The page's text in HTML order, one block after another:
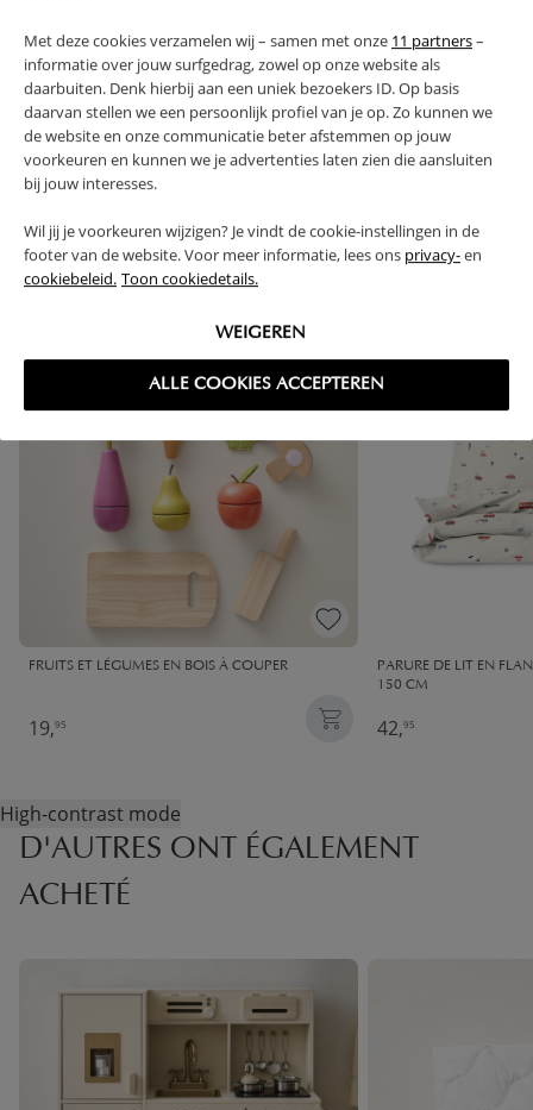
Met deze cookies verzamelen wij – samen met onze 11 partners–
informatie over jouw surfgedrag, zowel op onze website als
daarbuiten. Denk hierbij aan een uniek bezoekers ID. Op basis
daarvan stellen we een persoonlijk profiel van je op. Zo kunnen we
de website en onze communicatie beter afstemmen op jouw
voorkeuren en kunnen we je advertenties laten zien die aansluiten
bij jouw interesses.
Wil jij je voorkeuren wijzigen? Je vindt de cookie-instellingen in de
footer van de website. Voor meer informatie, lees ons privacy-en
cookiebeleid. Toon cookiedetails.
WEIGEREN
ALLE COOKIES ACCEPTEREN
FAQ
RETOURS
SOUVENT ACHETÉS ENSEMBLE
FRUITS ET LÉGUMES EN BOIS À COUPER
19,95
PARURE DE LIT EN
150 CM
42,95
High-contrast mode
D'AUTRES ONT ÉGALEMENT
ACHETÉ